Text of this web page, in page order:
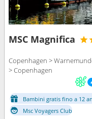
MSC Magnifica
Copenhagen >
> Copenhagen
Bambini gratis fino a 12
Msc Voyagers Club